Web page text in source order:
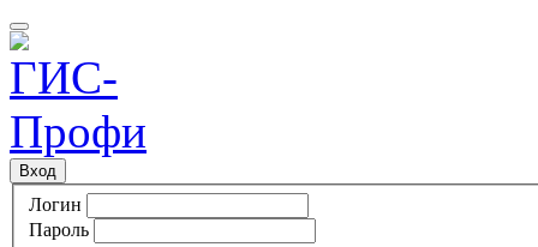
Вход
Логин
Пароль